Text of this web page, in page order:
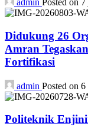
admin Posted on
Didukung 26
Amran
Fortifikasi
admin Posted on
Politeknik